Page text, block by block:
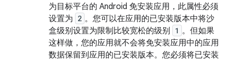
为目标平台的 Android 免安装应用，此属性必须
设置为 2 。您可以在应用的已安装版本中将沙
盒级别设置为限制比较宽松的级别
1 。但如果
这样做，您的应用就不会将免安装应用中的应用
数据保留到应用的已安装版本。您必须将已安装